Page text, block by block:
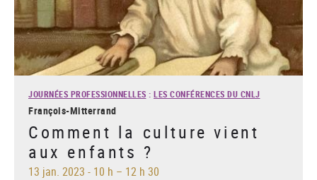
JOURNÉES PROFESSIONNELLES : LES CONFÉRENCES DU CNLJ
François-Mitterrand
Comment la culture vient
aux enfants ?
13 jan. 2023 - 10 h – 12 h 30